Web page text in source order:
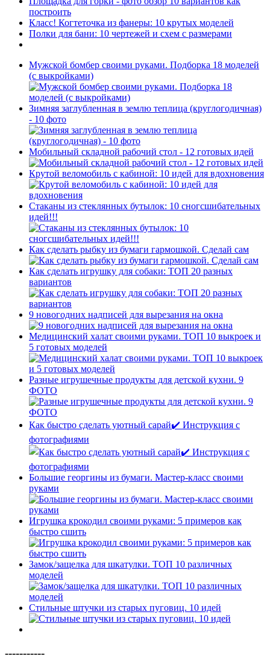
построить
Класс! Когтеточка из фанеры: 10 крутых моделей
Полки для бани: 10 чертежей и схем с размерами
Мужской бомбер своими руками. Подборка 18 моделей
(с выкройками)
Зимняя заглубленная в землю теплица (круглогодичная)
- 10 фото
Мобильный складной рабочий стол - 12 готовых идей
Крутой веломобиль с кабиной: 10 идей для вдохновения
Стаканы из стеклянных бутылок: 10 сногсшибательных
идей!!!
Как сделать рыбку из бумаги гармошкой. Сделай сам
Как сделать игрушку для собаки: ТОП 20 разных
вариантов
9 новогодних надписей для вырезания на окна
Медицинский халат своими руками. ТОП 10 выкроек и
5 готовых моделей
Разные игрушечные продукты для детской кухни. 9
ФОТО
Как быстро сделать уютный сарай✔️ Инструкция с
фотографиями
Большие георгины из бумаги. Мастер-класс своими
руками
Игрушка крокодил своими руками: 5 примеров как
быстро сшить
Замок/защелка для шкатулки. ТОП 10 различных
моделей
Стильные штучки из старых пуговиц. 10 идей
-----------